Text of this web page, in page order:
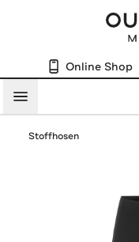
Online Shop
Menü
Stoffhosen